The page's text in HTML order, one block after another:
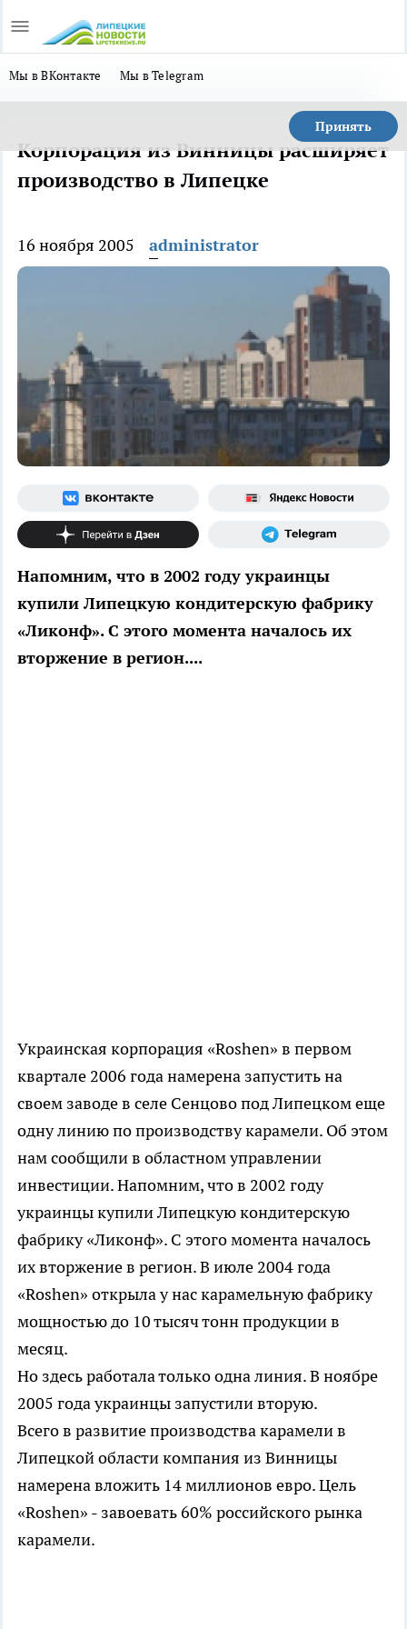
Мы в ВКонтакте Мы в Telegram
Принять
Корпорация из Винницы расширяет
производство в Липецке
16 ноября 2005 administrator
Напомним, что в 2002 году украинцы
купили Липецкую кондитерскую фабрику
«Ликонф». С этого момента началось их
вторжение в регион....
Украинская корпорация «Roshen» в первом
квартале 2006 года намерена запустить на
своем заводе в селе Сенцово под Липецком еще
одну линию по производству карамели. Об этом
нам сообщили в областном управлении
инвестиции. Напомним, что в 2002 году
украинцы купили Липецкую кондитерскую
фабрику «Ликонф». С этого момента началось
их вторжение в регион. В июле 2004 года
«Roshen» открыла у нас карамельную фабрику
мощностью до 10 тысяч тонн продукции в
месяц.
Но здесь работала только одна линия. В ноябре
2005 года украинцы запустили вторую.
Всего в развитие производства карамели в
Липецкой области компания из Винницы
намерена вложить 14 миллионов евро. Цель
«Roshen» - завоевать 60% российского рынка
карамели.